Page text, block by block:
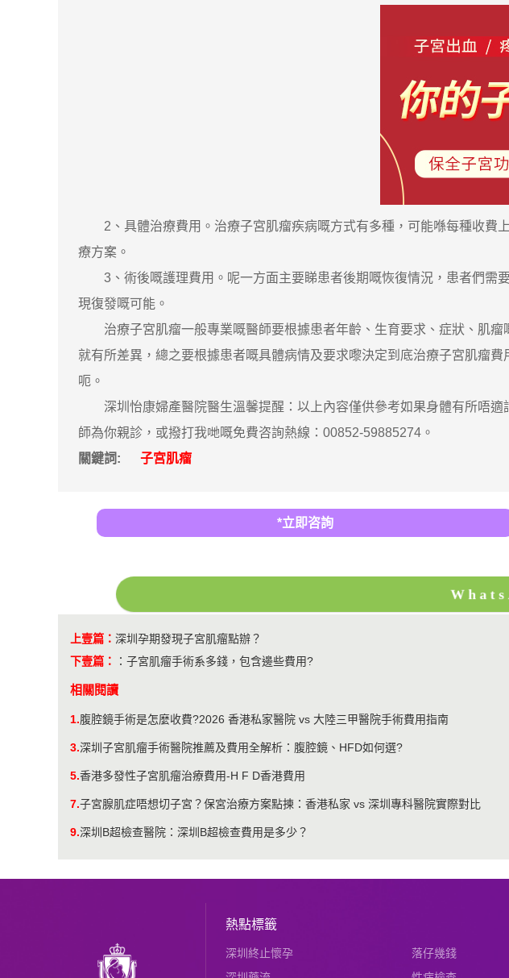
2、具體治療費用。治療子宮肌瘤疾病嘅方式有多種，可能喺每種收費
療方案。
3、術後嘅護理費用。呢一方面主要睇患者後期嘅恢復情況，患者們需
現復發嘅可能。
治療子宮肌瘤一般專業嘅醫師要根據患者年齡、生育要求、症狀、肌瘤
就有所差異，總之要根據患者嘅具體病情及要求嚟決定到底治療子宮肌瘤
呃。
深圳怡康婦產醫院醫生溫馨提醒：以上內容僅供參考如果身體有所唔適
師為你親診，或撥打我哋嘅免費咨詢熱線：00852-59885274。
關鍵詞:
子宮肌瘤
*立即咨詢
上壹篇： 深圳孕期發現子宮肌瘤點辦？
下壹篇：
： 子宮肌瘤手術系多錢，包含邊些費用?
相關閱讀
1.腹腔鏡手術是怎麼收費?2026 香港私家醫院 vs 大陸三甲醫院手術費用指南
3.深圳子宮肌瘤手術醫院推薦及費用全解析：腹腔鏡、HFD如何選?
5.香港多發性子宮肌瘤治療費用-H F D香港費用
7.子宮腺肌症唔想切子宮？保宮治療方案點揀：香港私家 vs 深圳專科醫院實際對比
9.深圳B超檢查醫院：深圳B超檢查費用是多少？
熱點標籤
深圳終止懷孕
落仔幾錢